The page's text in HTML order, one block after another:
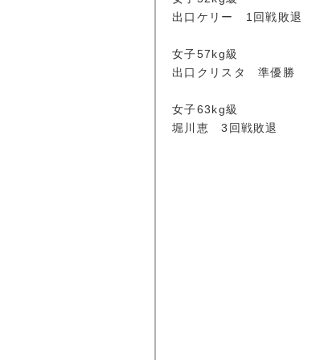
出口ケリー 1回戦敗退
女子57kg級
出口クリスタ 準優勝
女子63kg級
堀川恵 3回戦敗退